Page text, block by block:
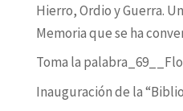
Hierro, Ordio y Guerra.
Memoria que se ha
Toma la
Inauguración de la